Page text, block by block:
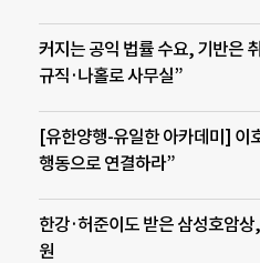
커지는 공익 법률 수요, 기반은
규직·나홀로 사무실”
[유한양행-유일한 아카데미] 이
행동으로 연결하라”
한강·허준이도 받은 삼성호암
원